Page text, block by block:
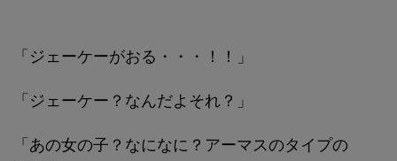
「ジェーケーがおる・・・！！」
「ジェーケー？なんだよそれ？」
「あの女の子？なになに？アーマスのタイプの